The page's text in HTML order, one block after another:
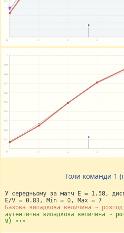
Голи команди 1
У середньому за матч E = 1.58,
E/V = 0.83, Min = 0, Max = 7
Базова випадкова величина ~
аутентична випадкова величина ~
V)
•••